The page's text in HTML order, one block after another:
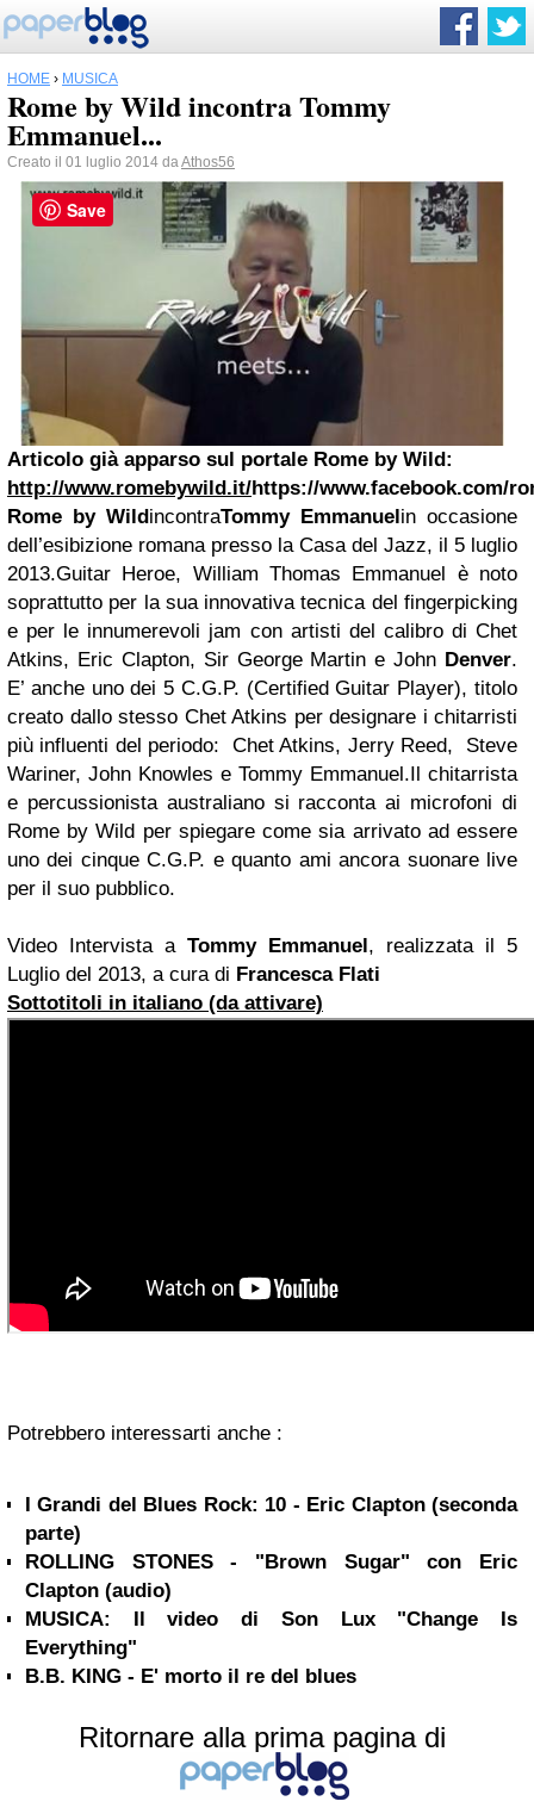
HOME › MUSICA
Rome by Wild incontra Tommy
Emmanuel...
Creato il 01 luglio 2014 daAthos56
Articolo già apparso sul portale Rome by Wild:
http://www.romebywild.it/https://www.facebook.com/
Rome by WildincontraTommy Emmanuelin occasione
dell’esibizione romana presso la Casa del Jazz, il 5 luglio
2013.Guitar Heroe, William Thomas Emmanuel è noto
soprattutto per la sua innovativa tecnica del fingerpicking
e per le innumerevoli jam con artisti del calibro di Chet
Atkins, Eric Clapton, Sir George Martin e John Denver.
E’ anche uno dei 5 C.G.P. (Certified Guitar Player), titolo
creato dallo stesso Chet Atkins per designare i chitarristi
più influenti del periodo: Chet Atkins, Jerry Reed, Steve
Wariner, John Knowles e Tommy Emmanuel.Il chitarrista
e percussionista australiano si racconta ai microfoni di
Rome by Wild per spiegare come sia arrivato ad essere
uno dei cinque C.G.P. e quanto ami ancora suonare live
per il suo pubblico.
Video Intervista a Tommy Emmanuel, realizzata il 5
Luglio del 2013, a cura di Francesca Flati
Sottotitoli in italiano (da attivare)
Potrebbero interessarti anche :
I Grandi del Blues Rock: 10 - Eric Clapton (seconda
parte)
ROLLING STONES - "Brown Sugar" con Eric
Clapton (audio)
MUSICA: Il video di Son Lux "Change Is
Everything"
B.B. KING - E' morto il re del blues
Ritornare alla prima pagina di
Save